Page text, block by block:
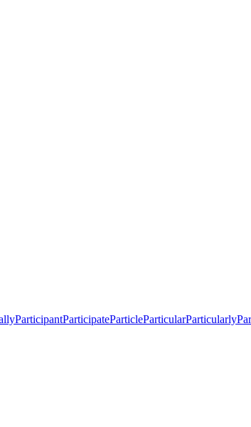
ParticipantParticipateParticleParticularParticularly